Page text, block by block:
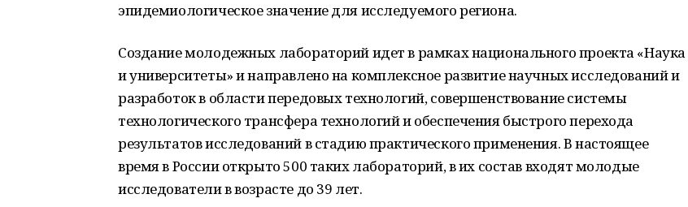
эпидемиологическое значение для исследуемого региона.
Создание молодежных лабораторий идет в рамках национального проекта «Наука
и университеты» и направлено на комплексное развитие научных исследований и
разработок в области передовых технологий, совершенствование системы
технологического трансфера технологий и обеспечения быстрого перехода
результатов исследований в стадию практического применения. В настоящее
время в России открыто 500 таких лабораторий, в их состав входят молодые
исследователи в возрасте до 39 лет.